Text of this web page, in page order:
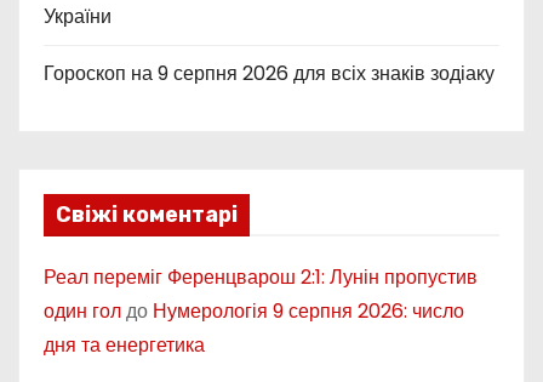
України
Гороскоп на 9 серпня 2026 для всіх знаків зодіаку
Свіжі коментарі
Реал переміг Ференцварош 2:1: Лунін пропустив
один голдо Нумерологія 9 серпня 2026: число
дня та енергетика